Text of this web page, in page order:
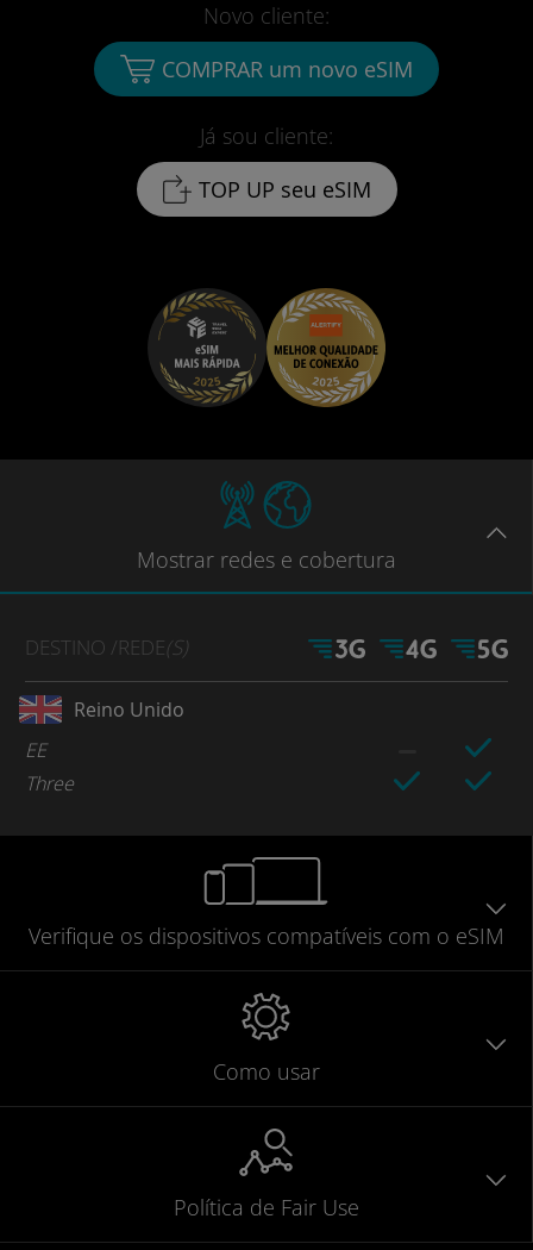
Já sou cliente:
TOP UP seu eSIM
Novo cliente:
COMPRAR um novo eSIM
Mostrar redes e cobertura
DESTINO /REDE(S)
Reino Unido
EE
Three
Verifique os dispositivos compatíveis com o eSIM
Como usar
Política de Fair Use